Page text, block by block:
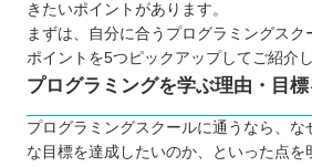
独学よりも短期間で集中
モチベーションを維持し
プログラミングスクールに通う3
費用の負担が大きい
仕事との両立が難しい場
きたいポイントがあります。
まずは、自分に合うプログラミングス
ポイントを5つピックアップしてご紹介し
プログラミングを学ぶ理由・目
プログラミングスクールに通うなら、な
な目標を達成したいのか、といった点を